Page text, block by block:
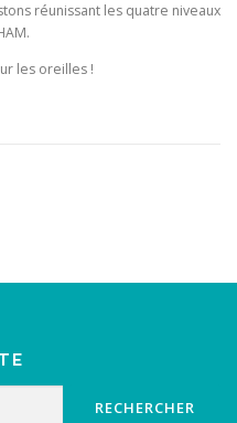
réunissant les quatre niveaux
les oreilles !